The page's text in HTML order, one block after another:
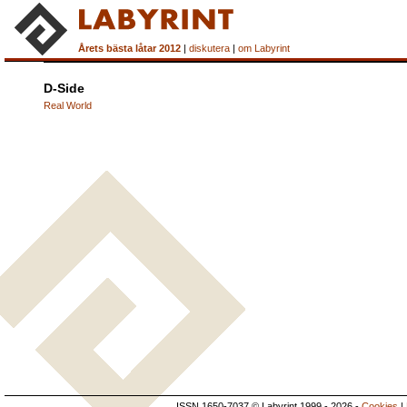
Årets bästa låtar 2012 | diskutera | om Labyrint
D-Side
Real World